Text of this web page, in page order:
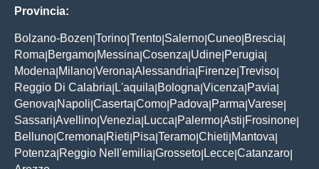
Provincia:
Bolzano-Bozen Torino Trento Salerno Cuneo Brescia
Roma Bergamo Messina Cosenza Udine Perugia
Modena Milano Verona Alessandria Firenze Treviso
Reggio Di Calabria L'aquila Bologna Vicenza Pavia
Genova Napoli Caserta Como Padova Parma Varese
Sassari Avellino Venezia Lucca Palermo Asti Frosinone
Belluno Cremona Rieti Pisa Teramo Chieti Mantova
Potenza Reggio Nell'emilia Grosseto Lecce Catanzaro